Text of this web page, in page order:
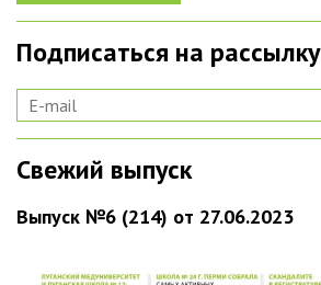
Подписаться на рассылку
Свежий выпуск
Выпуск №6 (214) от 27.06.2023